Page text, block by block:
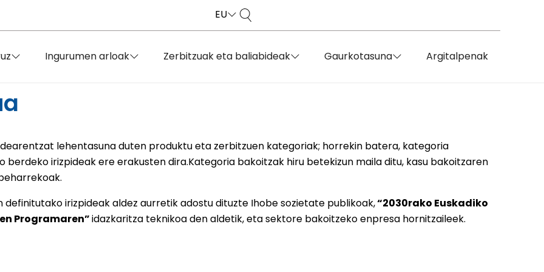
EU
Ingurumen arloak Zerbitzuak eta baliabideak Gaurkotasuna Argitalpenak
lehentasuna duten produktu eta zerbitzuen kategoriak; horrekin batera, kategoria
berdeko irizpideak ere erakusten dira.Kategoria bakoitzak hiru betekizun maila ditu, kasu bakoitzaren
irizpideak aldez aurretik adostu dituzte Ihobe sozietate publikoak,“2030rako Euskadiko
Programaren”idazkaritza teknikoa den aldetik, eta sektore bakoitzeko enpresa hornitzaileek.